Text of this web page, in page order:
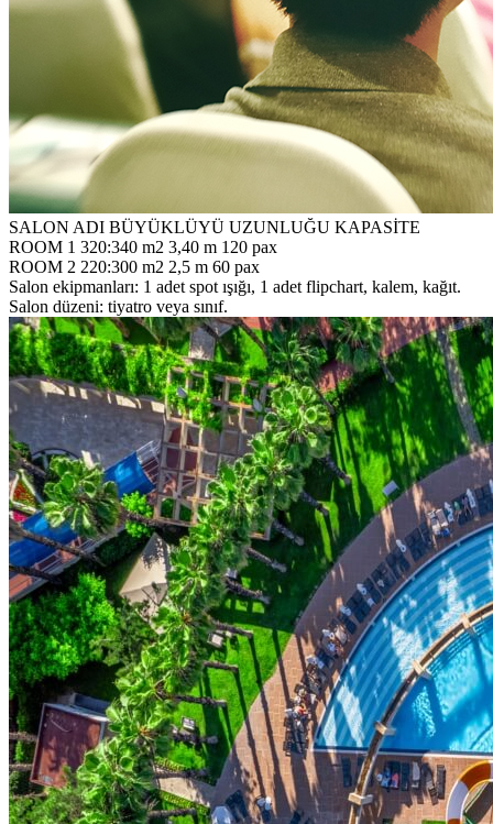
SALON ADI BÜYÜKLÜYÜ UZUNLUĞU KAPASİTE
ROOM 1 320:340 m2 3,40 m 120 pax
ROOM 2 220:300 m2 2,5 m 60 pax
Salon ekipmanları: 1 adet spot ışığı, 1 adet flipchart, kalem, kağıt.
Salon düzeni: tiyatro veya sınıf.